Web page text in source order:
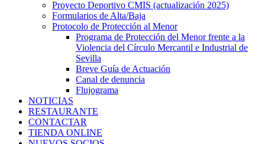
Proyecto Deportivo CMIS (actualización 2025)
Formularios de Alta/Baja
Protocolo de Protección al Menor
Programa de Protección del Menor frente a la
Violencia del Círculo Mercantil e Industrial de
Sevilla
Breve Guía de Actuación
Canal de denuncia
Flujograma
NOTICIAS
RESTAURANTE
CONTACTAR
TIENDA ONLINE